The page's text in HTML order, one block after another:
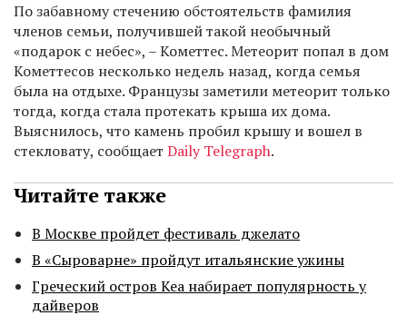
По забавному стечению обстоятельств фамилия
членов семьи, получившей такой необычный
«подарок с небес», – Кометтес. Метеорит попал в дом
Кометтесов несколько недель назад, когда семья
была на отдыхе. Французы заметили метеорит только
тогда, когда стала протекать крыша их дома.
Выяснилось, что камень пробил крышу и вошел в
стекловату, сообщает Daily Telegraph.
Читайте также
В Москве пройдет фестиваль джелато
В «Сыроварне» пройдут итальянские ужины
Греческий остров Кеа набирает популярность у
дайверов